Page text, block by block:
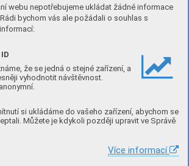
webu nepotřebujeme ukládat žádné informace
bychom vás ale požádali o souhlas s
že se jedná o stejné zařízení, a
vyhodnotit návštěvnost.
si ukládáme do vašeho zařízení, abychom se
Můžete je kdykoli později upravit ve Správě
Více informací
na stavbu školy zdarma potřebný
třeba jednání s okolními obcemi,
obecního zastupitelstva a místní školní
Čebína a Malhostovic, aby o důležitosti
a případně zajistili si prohlášení,
v poměru placení přímých daní, nebo
které obce na školu přispívati. Ve
uznávali všichni důležitost
finanční stav obcí je prý takový, že
leč by k tomu byli nějakým zákonem
vyslovili se vůbec proti,